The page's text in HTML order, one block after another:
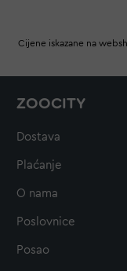
Cijene iskazane na
ZOOCITY
Dostava
Plaćanje
O nama
Poslovnice
Posao